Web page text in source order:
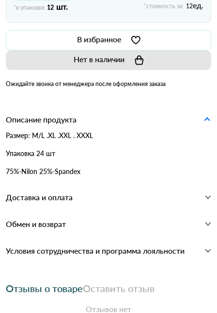
*в упаковке 12 шт. *стоимость за: 12ед.
В избранное
Нет в наличии
Ожидайте звонка от менеджера после оформления заказа
Описание продукта
Размер: M/L .XL .XXL . XXXL
Упаковка 24 шт
75%-Nilon 25%-Spandex
Доставка и оплата
Обмен и возврат
Условия сотрудничества и программа лояльности
Отзывы о товареОставить отзыв
Отзывов нет